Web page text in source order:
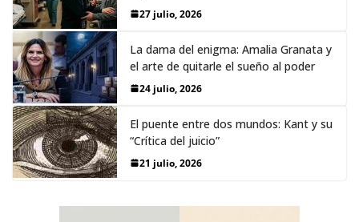
27 julio, 2026
La dama del enigma: Amalia Granata y
el arte de quitarle el sueño al poder
24 julio, 2026
El puente entre dos mundos: Kant y su
“Crítica del juicio”
21 julio, 2026